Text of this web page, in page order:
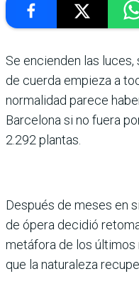
Se encienden las
de cuerda empieza a
normalidad parece
Barcelona si no fuera
2.292 plantas.
Después de meses en
de ópera decidió
metáfora de los
que la naturaleza